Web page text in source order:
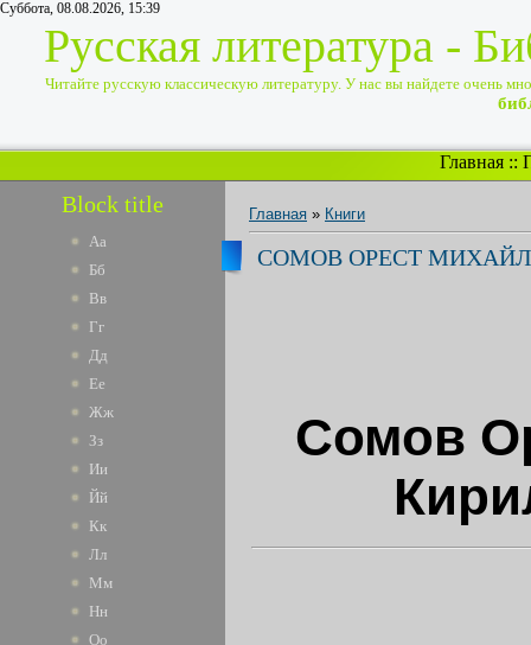
Суббота, 08.08.2026, 15:39
Русская литература -
Читайте русскую классическую литературу. У нас вы найдете очень
Главная ::
Block title
Аа
Бб
Вв
Гг
Дд
Ее
Жж
Зз
Ии
Йй
Кк
Лл
Мм
Нн
Оо
Главная » Книги
СОМОВ ОРЕСТ
Сомов